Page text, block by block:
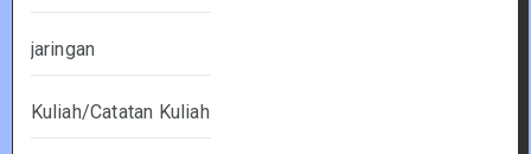
jaringan
Kuliah/Catatan Kuliah